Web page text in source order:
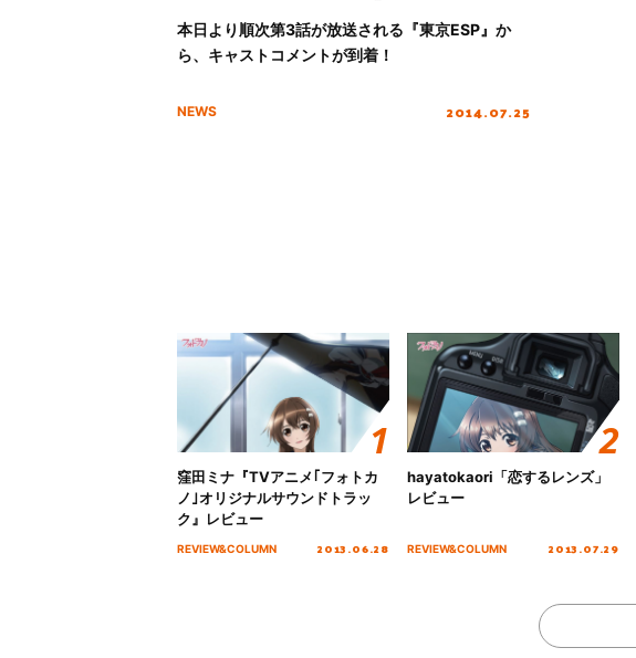
本日より順次第3話が放送される『東京ESP』か
ら、キャストコメントが到着！
NEWS 2014.07.25
窪田ミナ『TVアニメ｢フォトカ
ノ｣オリジナルサウンドトラッ
ク』レビュー
REVIEW&COLUMN 2013.06.28
hayatokaori「恋するレンズ」
レビュー
REVIEW&COLUMN 2013.07.29